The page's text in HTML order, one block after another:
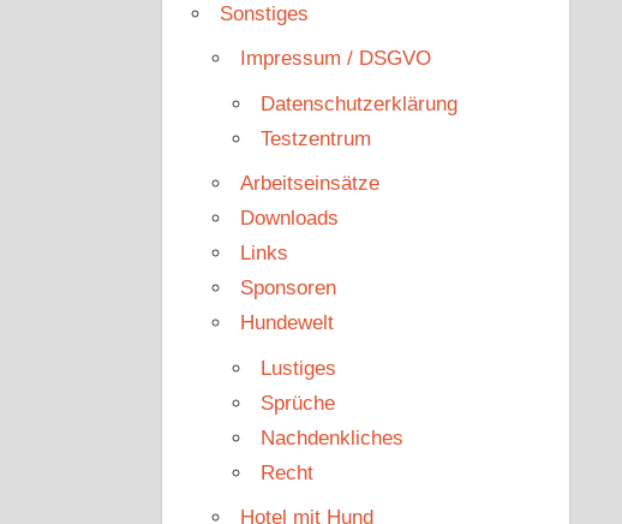
Sonstiges
Impressum / DSGVO
Datenschutzerklärung
Testzentrum
Arbeitseinsätze
Downloads
Links
Sponsoren
Hundewelt
Lustiges
Sprüche
Nachdenkliches
Recht
Hotel mit Hund